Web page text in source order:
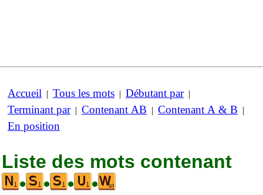
Accueil | Tous les mots | Débutant par|
Terminant par| Contenant AB | Contenant A & B |
En position
Liste des mots contenant
•
• • •